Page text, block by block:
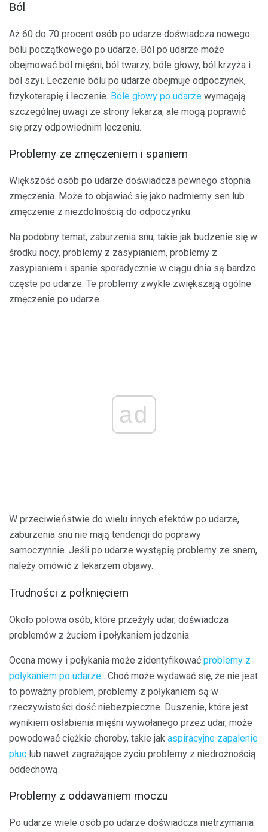
Ból
Aż 60 do 70 procent osób po udarze doświadcza nowego
bólu początkowego po udarze. Ból po udarze może
obejmować ból mięśni, ból twarzy, bóle głowy, ból krzyża i
ból szyi. Leczenie bólu po udarze obejmuje odpoczynek,
fizykoterapię i leczenie. Bóle głowy po udarze wymagają
szczególnej uwagi ze strony lekarza, ale mogą poprawić
się przy odpowiednim leczeniu.
Problemy ze zmęczeniem i spaniem
Większość osób po udarze doświadcza pewnego stopnia
zmęczenia. Może to objawiać się jako nadmierny sen lub
zmęczenie z niezdolnością do odpoczynku.
Na podobny temat, zaburzenia snu, takie jak budzenie się w
środku nocy, problemy z zasypianiem, problemy z
zasypianiem i spanie sporadycznie w ciągu dnia są bardzo
częste po udarze. Te problemy zwykle zwiększają ogólne
zmęczenie po udarze.
ad
W przeciwieństwie do wielu innych efektów po udarze,
zaburzenia snu nie mają tendencji do poprawy
samoczynnie. Jeśli po udarze wystąpią problemy ze snem,
należy omówić z lekarzem objawy.
Trudności z połknięciem
Około połowa osób, które przeżyły udar, doświadcza
problemów z żuciem i połykaniem jedzenia.
Ocena mowy i połykania może zidentyfikować problemy z
połykaniem po udarze . Choć może wydawać się, że nie jest
to poważny problem, problemy z połykaniem są w
rzeczywistości dość niebezpieczne. Duszenie, które jest
wynikiem osłabienia mięśni wywołanego przez udar, może
powodować ciężkie choroby, takie jak aspiracyjne zapalenie
płuc lub nawet zagrażające życiu problemy z niedrożnością
oddechową.
Problemy z oddawaniem moczu
Po udarze wiele osób po udarze doświadcza nietrzymania